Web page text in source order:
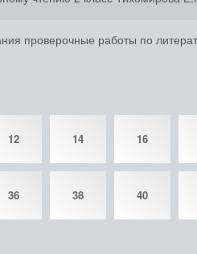
проверочные работы по
12 14 16
36 38 40